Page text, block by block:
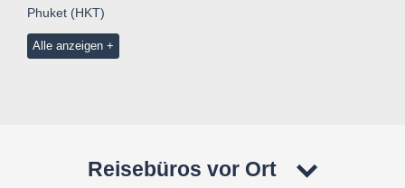
Phuket (HKT)
Alle anzeigen
Reisebüros vor Ort